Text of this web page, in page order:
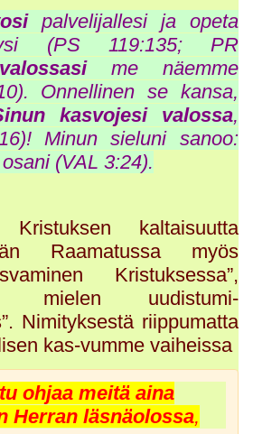
palvelijallesi ja opeta
(PS 119:135; PR
me näemme
Onnellinen se kansa,
kasvojesi valossa,
Minun sieluni sanoo:
(VAL 3:24).
Kristuksen kaltaisuutta
Raamatussa myös
Kristuksessa”,
mielen uudistumi-
Nimityksestä riippumatta
kas-vumme vaiheissa
ohjaa meitä aina
Herran läsnäolossa,